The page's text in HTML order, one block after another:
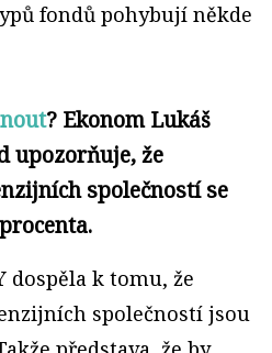
fondů pohybují někde
? Ekonom Lukáš
upozorňuje, že
společností se
dospěla k tomu, že
společností jsou